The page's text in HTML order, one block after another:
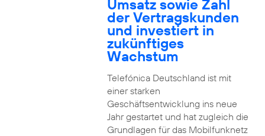
Umsatz sowie Zahl
der Vertragskunden
und investiert in
zukünftiges
Wachstum
Telefónica Deutschland ist mit
einer starken
Geschäftsentwicklung ins neue
Jahr gestartet und hat zugleich die
Grundlagen für das Mobilfunknetz